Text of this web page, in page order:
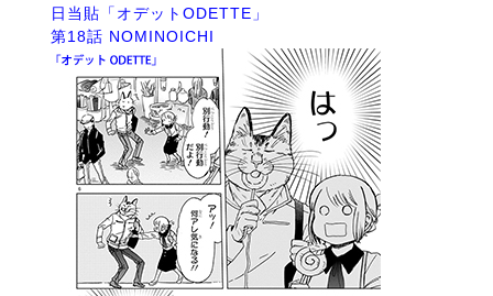
日当貼「オデットODETTE」
第18話 NOMINOICHI